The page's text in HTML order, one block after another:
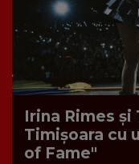
Irina Rimes
Timișoara cu
of Fame"